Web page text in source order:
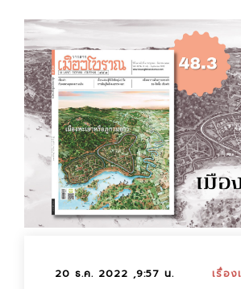
20 ธ.ค. 2022 ,9:57 น. เรื่อง